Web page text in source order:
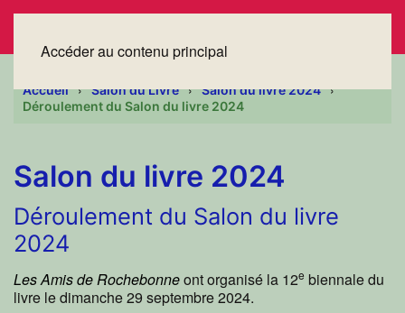
Accéder au contenu principal
Accueil Salon du Livre
Salon du livre 2024
Déroulement du Salon du livre 2024
Salon du livre 2024
Déroulement du Salon du livre
2024
Les Amis de Rochebonneont organisé la 12e biennale du
livre le dimanche 29 septembre 2024.